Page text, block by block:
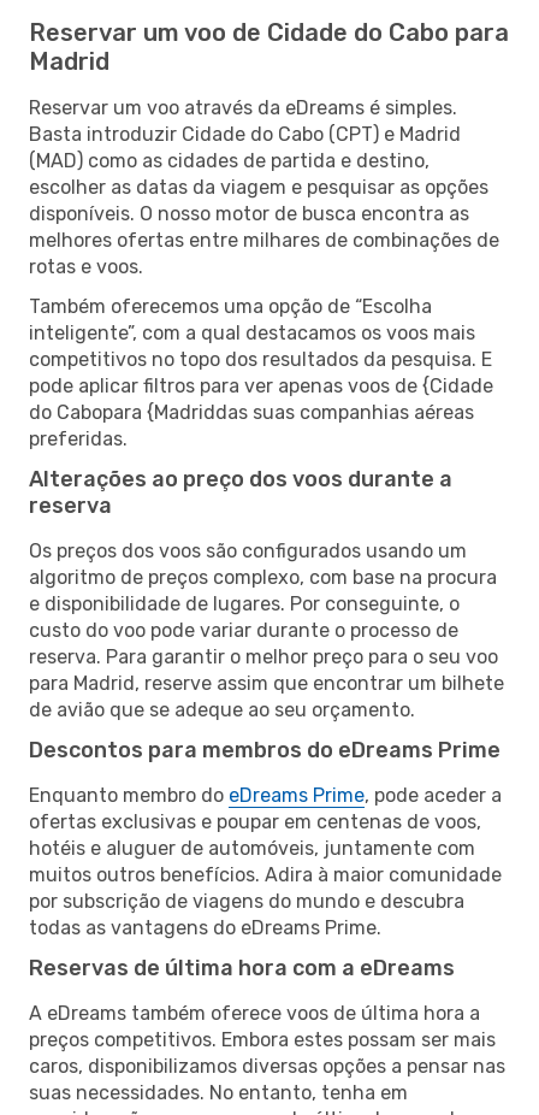
Reservar um voo de Cidade do Cabo para
Madrid
Reservar um voo através da eDreams é simples.
Basta introduzir Cidade do Cabo (CPT) e Madrid
(MAD) como as cidades de partida e destino,
escolher as datas da viagem e pesquisar as opções
disponíveis. O nosso motor de busca encontra as
melhores ofertas entre milhares de combinações de
rotas e voos.
Também oferecemos uma opção de “Escolha
inteligente”, com a qual destacamos os voos mais
competitivos no topo dos resultados da pesquisa. E
pode aplicar filtros para ver apenas voos de {Cidade
do Cabopara {Madriddas suas companhias aéreas
preferidas.
Alterações ao preço dos voos durante a
reserva
Os preços dos voos são configurados usando um
algoritmo de preços complexo, com base na procura
e disponibilidade de lugares. Por conseguinte, o
custo do voo pode variar durante o processo de
reserva. Para garantir o melhor preço para o seu voo
para Madrid, reserve assim que encontrar um bilhete
de avião que se adeque ao seu orçamento.
Descontos para membros do eDreams Prime
Enquanto membro do eDreams Prime, pode aceder a
ofertas exclusivas e poupar em centenas de voos,
hotéis e aluguer de automóveis, juntamente com
muitos outros benefícios. Adira à maior comunidade
por subscrição de viagens do mundo e descubra
todas as vantagens do eDreams Prime.
Reservas de última hora com a eDreams
A eDreams também oferece voos de última hora a
preços competitivos. Embora estes possam ser mais
caros, disponibilizamos diversas opções a pensar nas
suas necessidades. No entanto, tenha em